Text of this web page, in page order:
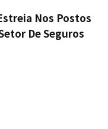
Nos Postos
De Seguros